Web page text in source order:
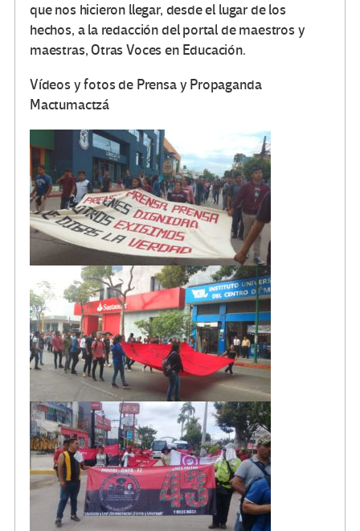
que nos hicieron llegar, desde el lugar de los
hechos, a la redacción del portal de maestros y
maestras, Otras Voces en Educación.
Vídeos y fotos de Prensa y Propaganda
Mactumactzá